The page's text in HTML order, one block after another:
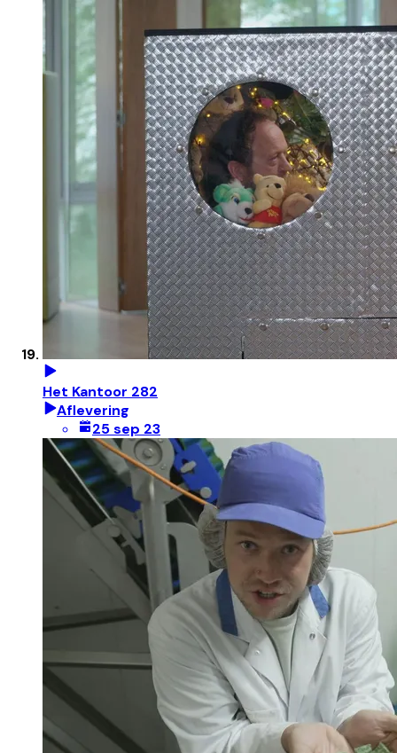
Het Kantoor 282
Aflevering
25 sep 23